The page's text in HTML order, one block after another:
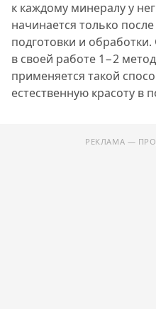
к каждому минералу у
начинается только
подготовки и
в своей работе 1−2
применяется такой
естественную красоту в
РЕКЛАМА —